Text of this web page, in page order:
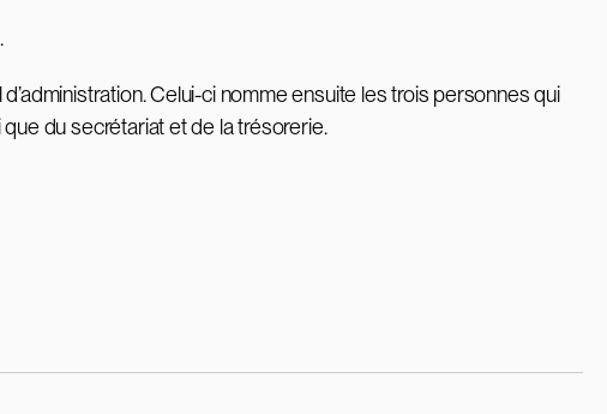
Celui-ci nomme ensuite les trois personnes qui
du secrétariat et de la trésorerie.